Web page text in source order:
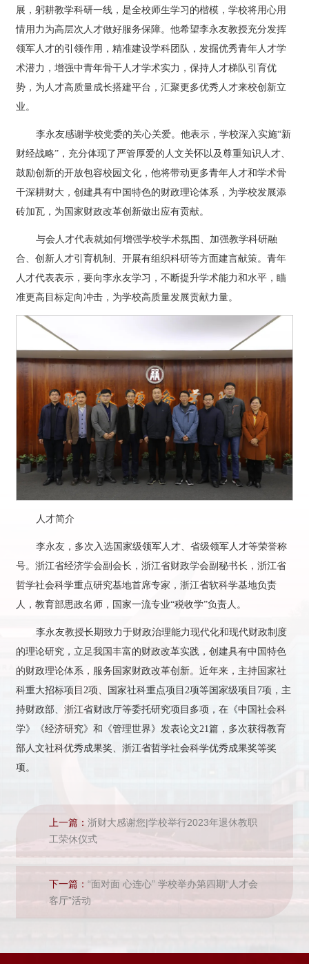
展，躬耕教学科研一线，是全校师生学习的楷模，学校将用心用
情用力为高层次人才做好服务保障。他希望李永友教授充分发挥
领军人才的引领作用，精准建设学科团队，发掘优秀青年人才学
术潜力，增强中青年骨干人才学术实力，保持人才梯队引育优
势，为人才高质量成长搭建平台，汇聚更多优秀人才来校创新立
业。
李永友感谢学校党委的关心关爱。他表示，学校深入实施“新
财经战略”，充分体现了严管厚爱的人文关怀以及尊重知识人才、
鼓励创新的开放包容校园文化，他将带动更多青年人才和学术骨
干深耕财大，创建具有中国特色的财政理论体系，为学校发展添
砖加瓦，为国家财政改革创新做出应有贡献。
与会人才代表就如何增强学校学术氛围、加强教学科研融
合、创新人才引育机制、开展有组织科研等方面建言献策。青年
人才代表表示，要向李永友学习，不断提升学术能力和水平，瞄
准更高目标定向冲击，为学校高质量发展贡献力量。
人才简介
李永友，多次入选国家级领军人才、省级领军人才等荣誉称
号。浙江省经济学会副会长，浙江省财政学会副秘书长，浙江省
哲学社会科学重点研究基地首席专家，浙江省软科学基地负责
人，教育部思政名师，国家一流专业“税收学”负责人。
李永友教授长期致力于财政治理能力现代化和现代财政制度
的理论研究，立足我国丰富的财政改革实践，创建具有中国特色
的财政理论体系，服务国家财政改革创新。近年来，主持国家社
科重大招标项目2项、国家社科重点项目2项等国家级项目7项，主
持财政部、浙江省财政厅等委托研究项目多项，在《中国社会科
学》《经济研究》和《管理世界》发表论文21篇，多次获得教育
部人文社科优秀成果奖、浙江省哲学社会科学优秀成果奖等奖
项。
上一篇：浙财大感谢您|学校举行2023年退休教职
工荣休仪式
下一篇：“面对面 心连心” 学校举办第四期“人才会
客厅”活动